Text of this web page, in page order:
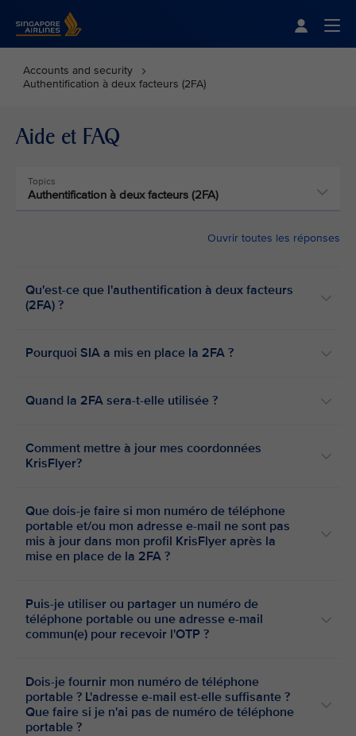
Accounts and security
Authentification à deux facteurs (2FA)
Aide et FAQ
Topics
Authentification à deux facteurs (2FA)
Ouvrir toutes les réponses
Qu'est-ce que l'authentification à deux facteurs
(2FA) ?
Pourquoi SIA a mis en place la 2FA ?
Quand la 2FA sera-t-elle utilisée ?
Comment mettre à jour mes coordonnées
KrisFlyer?
Que dois-je faire si mon numéro de téléphone
portable et/ou mon adresse e-mail ne sont pas
mis à jour dans mon profil KrisFlyer après la
mise en place de la 2FA ?
Puis-je utiliser ou partager un numéro de
téléphone portable ou une adresse e-mail
commun(e) pour recevoir l'OTP ?
Dois-je fournir mon numéro de téléphone
portable ? L'adresse e-mail est-elle suffisante ?
Que faire si je n'ai pas de numéro de téléphone
portable ?